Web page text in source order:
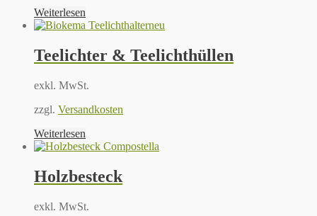
Weiterlesen
neu
Teelichter & Teelichthüllen
exkl. MwSt.
zzgl. Versandkosten
Weiterlesen
Holzbesteck
exkl. MwSt.